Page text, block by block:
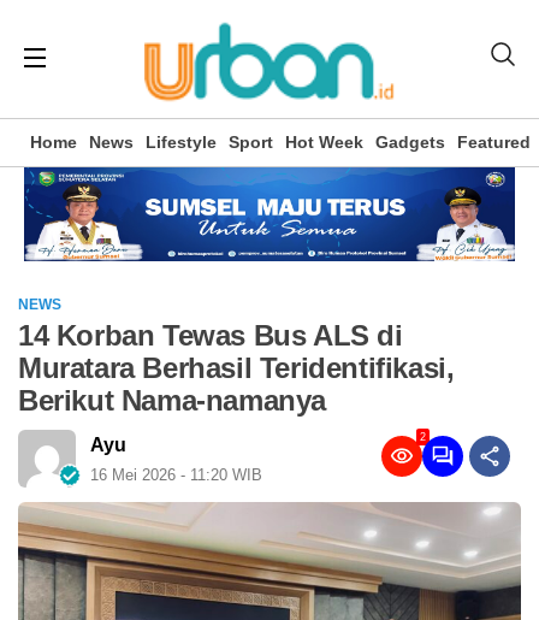
Home News Lifestyle Sport Hot Week Gadgets Featured
NEWS
14 Korban Tewas Bus ALS di
Muratara Berhasil Teridentifikasi,
Berikut Nama-namanya
Ayu
16 Mei 2026 - 11:20 WIB
2